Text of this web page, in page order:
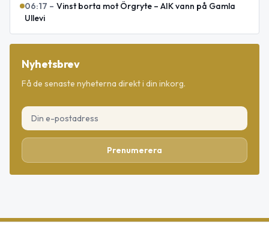
06:17 – Vinst borta mot Örgryte – AIK vann på Gamla
Ullevi
Nyhetsbrev
Få de senaste nyheterna direkt i din inkorg.
Prenumerera